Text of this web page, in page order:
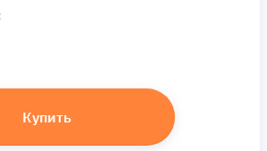
Купить